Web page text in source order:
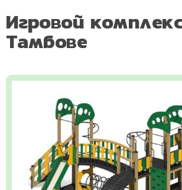
Игровой
Тамбове